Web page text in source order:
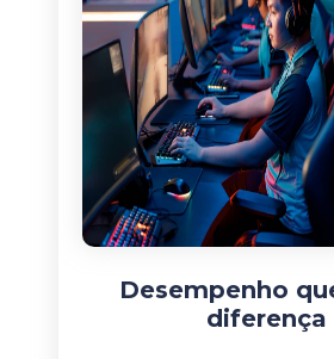
Desempenho
diferença